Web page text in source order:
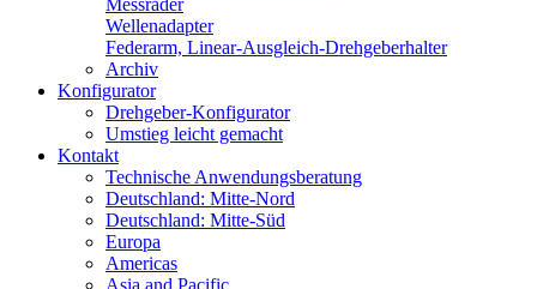
Messräder
Wellenadapter
Federarm, Linear-Ausgleich-Drehgeberhalter
Archiv
Konfigurator
Drehgeber-Konfigurator
Umstieg leicht gemacht
Kontakt
Technische Anwendungsberatung
Deutschland: Mitte-Nord
Deutschland: Mitte-Süd
Europa
Americas
Asia and Pacific